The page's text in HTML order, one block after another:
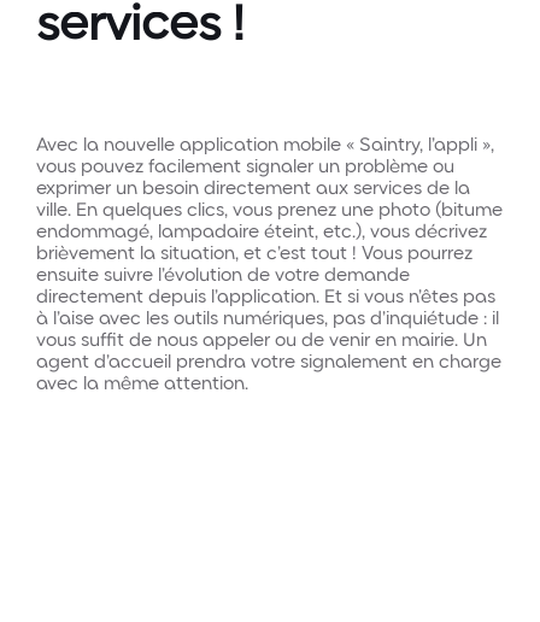
services !
Avec la nouvelle application mobile « Saintry, l’appli »,
vous pouvez facilement signaler un problème ou
exprimer un besoin directement aux services de la
ville. En quelques clics, vous prenez une photo (bitume
endommagé, lampadaire éteint, etc.), vous décrivez
brièvement la situation, et c’est tout ! Vous pourrez
ensuite suivre l’évolution de votre demande
directement depuis l’application. Et si vous n’êtes pas
à l’aise avec les outils numériques, pas d’inquiétude : il
vous suffit de nous appeler ou de venir en mairie. Un
agent d’accueil prendra votre signalement en charge
avec la même attention.